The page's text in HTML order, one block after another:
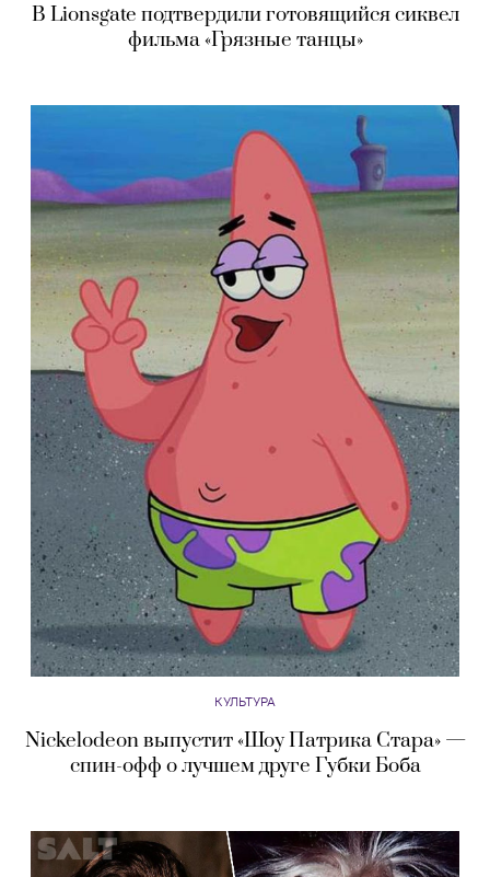
В Lionsgate подтвердили готовящийся сиквел
фильма «Грязные танцы»
КУЛЬТУРА
Nickelodeon выпустит «Шоу Патрика Стара» —
спин-офф о лучшем друге Губки Боба